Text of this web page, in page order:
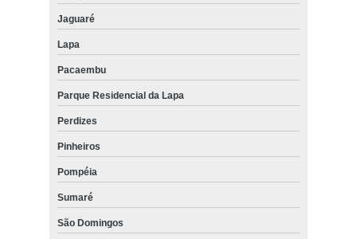
Jaguaré
Lapa
Pacaembu
Parque Residencial da Lapa
Perdizes
Pinheiros
Pompéia
Sumaré
São Domingos